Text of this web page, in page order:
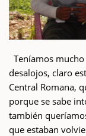
Teníamos
desalojos, claro
Central Romana,
porque se sabe
también
que estaban